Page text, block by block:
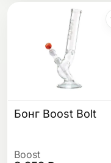
Бонг Boost Bolt
Boost